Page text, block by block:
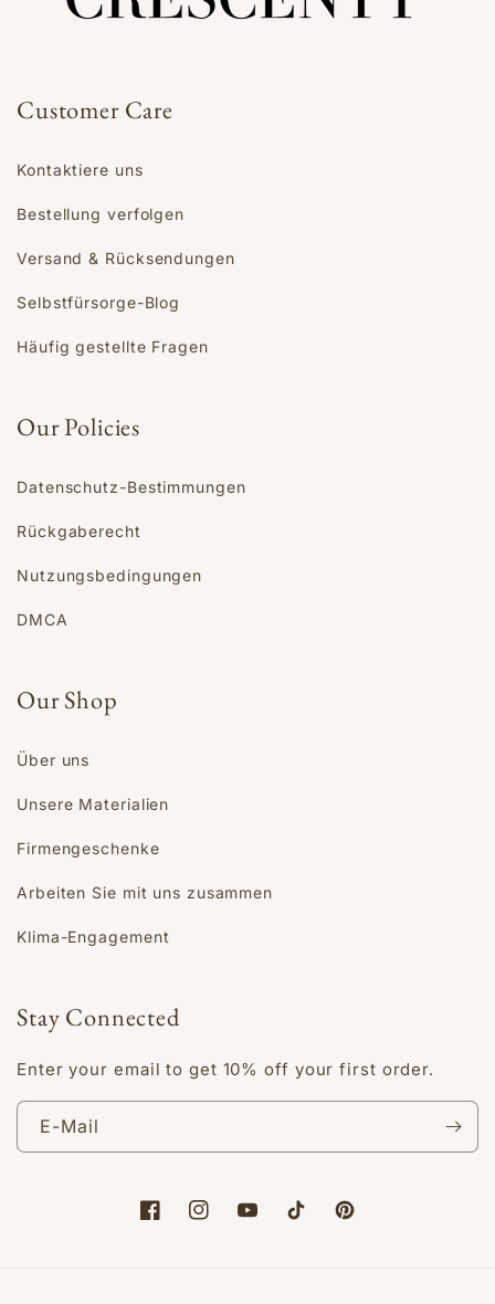
Customer Care
Kontaktiere uns
Bestellung verfolgen
Versand & Rücksendungen
Selbstfürsorge-Blog
Häufig gestellte Fragen
Our Policies
Datenschutz-Bestimmungen
Rückgaberecht
Nutzungsbedingungen
DMCA
Our Shop
Über uns
Unsere Materialien
Firmengeschenke
Arbeiten Sie mit uns zusammen
Klima-Engagement
Stay Connected
Enter your email to get 10% off your first order.
E-Mail
FacebookInstagramYouTubeTikTokPinterest